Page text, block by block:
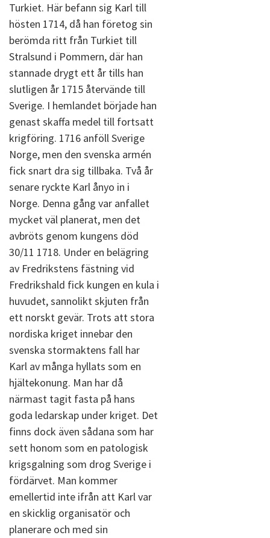
Turkiet. Här befann sig Karl till
hösten 1714, då han företog sin
berömda ritt från Turkiet till
Stralsund i Pommern, där han
stannade drygt ett år tills han
slutligen år 1715 återvände till
Sverige. I hemlandet började han
genast skaffa medel till fortsatt
krigföring. 1716 anföll Sverige
Norge, men den svenska armén
fick snart dra sig tillbaka. Två år
senare ryckte Karl ånyo in i
Norge. Denna gång var anfallet
mycket väl planerat, men det
avbröts genom kungens död
30/11 1718. Under en belägring
av Fredrikstens fästning vid
Fredrikshald fick kungen en kula i
huvudet, sannolikt skjuten från
ett norskt gevär. Trots att stora
nordiska kriget innebar den
svenska stormaktens fall har
Karl av många hyllats som en
hjältekonung. Man har då
närmast tagit fasta på hans
goda ledarskap under kriget. Det
finns dock även sådana som har
sett honom som en patologisk
krigsgalning som drog Sverige i
fördärvet. Man kommer
emellertid inte ifrån att Karl var
en skicklig organisatör och
planerare och med sin